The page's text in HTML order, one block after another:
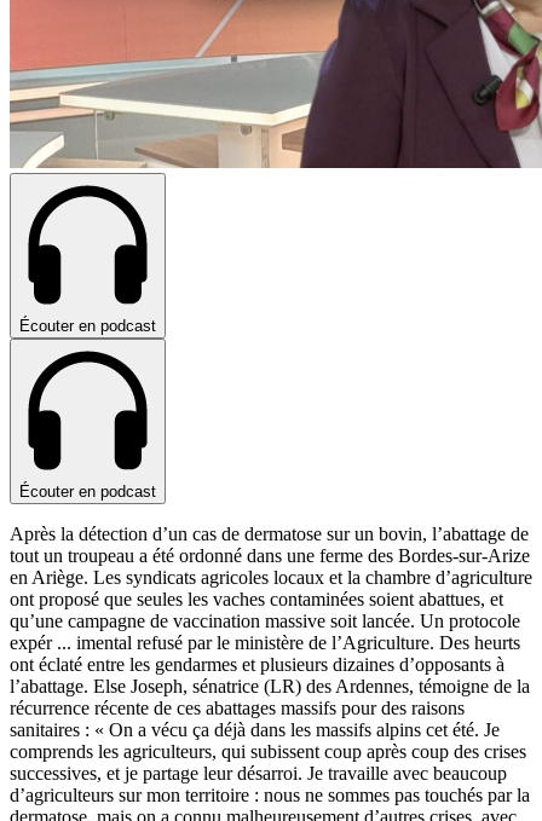
Écouter en podcast
Écouter en podcast
Après la détection d’un cas de dermatose sur un bovin, l’abattage de
tout un troupeau a été ordonné dans une ferme des Bordes-sur-Arize
en Ariège. Les syndicats agricoles locaux et la chambre d’agriculture
ont proposé que seules les vaches contaminées soient abattues, et
qu’une campagne de vaccination massive soit lancée. Un protocole
expér ... imental refusé par le ministère de l’Agriculture. Des heurts
ont éclaté entre les gendarmes et plusieurs dizaines d’opposants à
l’abattage. Else Joseph, sénatrice (LR) des Ardennes, témoigne de la
récurrence récente de ces abattages massifs pour des raisons
sanitaires : « On a vécu ça déjà dans les massifs alpins cet été. Je
comprends les agriculteurs, qui subissent coup après coup des crises
successives, et je partage leur désarroi. Je travaille avec beaucoup
d’agriculteurs sur mon territoire : nous ne sommes pas touchés par la